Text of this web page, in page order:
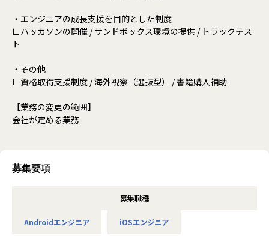
・エンジニアの成長支援を目的とした制度
∟ハッカソンの開催 / サンドボックス環境の提供 / トラックテス
ト
・その他
∟資格取得支援制度 / 海外視察（選抜型） / 書籍購入補助
【業務の変更の範囲】
会社が定める業務
募集要項
募集職種
Androidエンジニア iOSエンジニア